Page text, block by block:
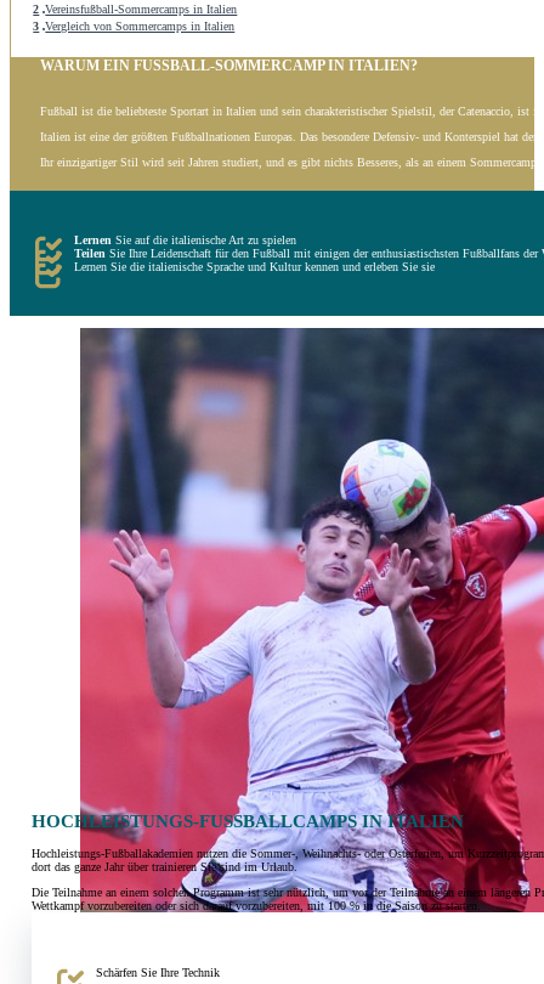
2 Vereinsfußball-Sommercamps in Italien
3 Vergleich von Sommercamps in Italien
WARUM EIN FUSSBALL-SOMMERCAMP IN ITALIEN?
Fußball ist die beliebteste Sportart in Italien und sein charakteristischer Spielstil, der Catenaccio, ist in
Italien ist eine der größten Fußballnationen Europas. Das besondere Defensiv- und Konterspiel hat
Ihr einzigartiger Stil wird seit Jahren studiert, und es gibt nichts Besseres, als an einem
LernenSie auf die italienische Art zu spielen
TeilenSie Ihre Leidenschaft für den Fußball mit einigen der enthusiastischsten Fußballfans der
Lernen Sie die italienische Sprache und Kultur kennen und erleben Sie sie
HOCHLEISTUNGS-FUSSBALLCAMPS IN ITALIEN
Hochleistungs-Fußballakademien nutzen die Sommer-, Weihnachts- oder Osterferien, um
dort das ganze Jahr über trainieren Sie sind im Urlaub.
Die Teilnahme an einem solchen Programm ist sehr nützlich, um vor der Teilnahme an einem längeren
Wettkampf vorzubereiten oder sich darauf vorzubereiten, mit 100 % in die Saison zu starten.
Schärfen Sie Ihre Technik